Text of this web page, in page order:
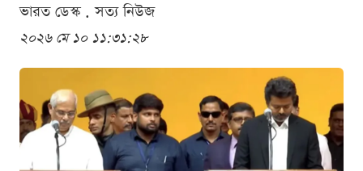
ভারত ডেস্ক . সত্য নিউজ
২০২৬ মে ১০ ১১:৩১:২৮